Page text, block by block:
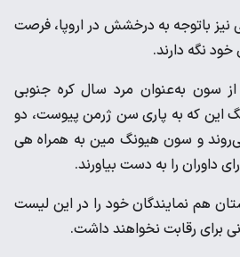
نیز باتوجه به درخشش در اروپا، فرصت
خود نگه دارند.
از سون به‌عنوان مرد سال کره جنوبی
این که به پاری سن ژرمن پیوست، دو
و سون هیونگ مین به همراه هی
داوران را به دست بیاورند.
هم نمایندگان خود را در این لیست
برای رقابت نخواهند داشت.